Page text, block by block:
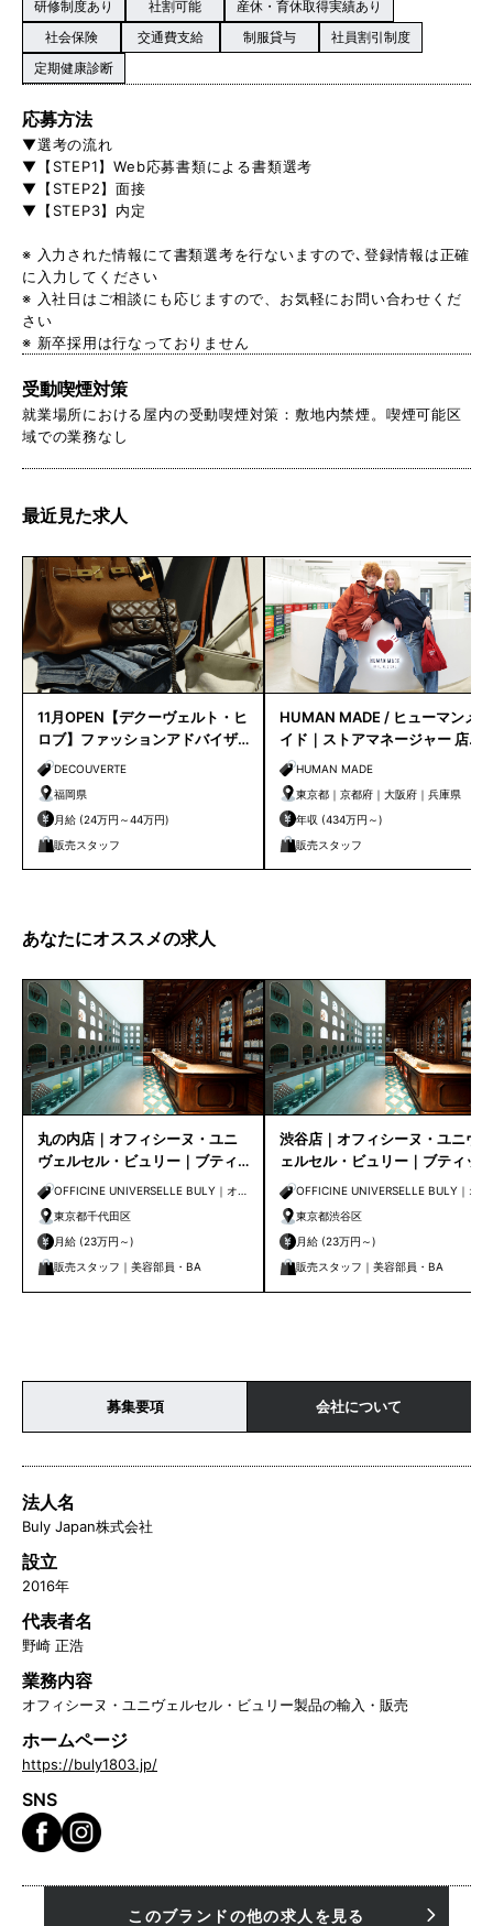
研修制度あり 社割可能
産休・育休取得実績あり
社会保険
交通費支給 制服貸与
社員割引制度
定期健康診断
応募方法
▼選考の流れ
▼【STEP1】Web応募書類による書類選考
▼【STEP2】面接
▼【STEP3】内定
※ 入力された情報にて書類選考を行ないますので､登録情報は正確
に入力してください
※ 入社日はご相談にも応じますので、お気軽にお問い合わせくだ
さい
※ 新卒採用は行なっておりません
受動喫煙対策
就業場所における屋内の受動喫煙対策：敷地内禁煙。喫煙可能区
域での業務なし
最近見た求人
11月OPEN【デクーヴェルト・ヒ
ロブ】ファッションアドバイザ
ー｜天神店
DECOUVERTE
福岡県
月給 (24万円～44万円)
販売スタッフ
HUMAN MADE / ヒューマンメ
イド｜ストアマネージャー 店長
候補HUMAN MADE
東京都｜京都府｜大阪府｜兵庫県
年収 (434万円～)
販売スタッフ
あなたにオススメの求人
丸の内店｜オフィシーヌ・ユニ
ヴェルセル・ビュリー｜ブティ
ックスタッフ募集
OFFICINE UNIVERSELLE BULY｜オフ
ィシーヌ・ユニヴェルセル・ビュリー
東京都千代田区
月給 (23万円～)
販売スタッフ｜美容部員・BA
渋谷店｜オフィシーヌ・ユニヴ
ェルセル・ビュリー｜ブティッ
クスタッフ募集
OFFICINE UNIVERSELLE BULY｜オフ
ィシーヌ・ユニヴェルセル・ビュリー
東京都渋谷区
月給 (23万円～)
販売スタッフ｜美容部員・BA
募集要項 会社について
法人名
Buly Japan株式会社
設立
2016年
代表者名
野崎 正浩
業務内容
オフィシーヌ・ユニヴェルセル・ビュリー製品の輸入・販売
ホームページ
https://buly1803.jp/
SNS
このブランドの他の求人を見る